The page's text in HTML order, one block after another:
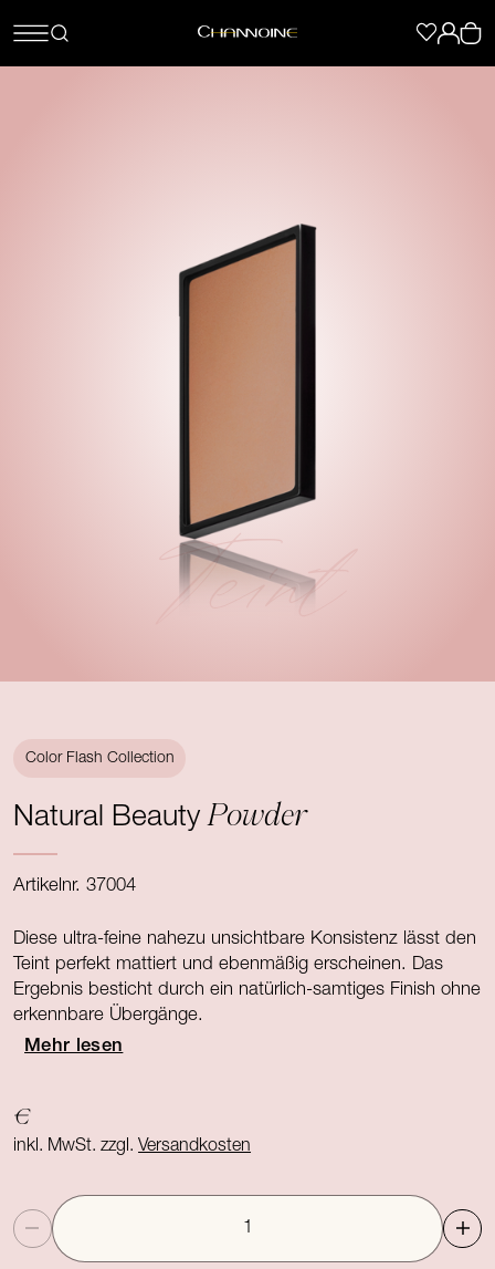
Teint
Color Flash Collection
Natural BeautyPowder
Artikelnr. 37004
Diese ultra-feine nahezu unsichtbare Konsistenz lässt den
Teint perfekt mattiert und ebenmäßig erscheinen. Das
Ergebnis besticht durch ein natürlich-samtiges Finish ohne
erkennbare Übergänge.
Mehr lesen
€
inkl. MwSt. zzgl.Versandkosten
Anzahl